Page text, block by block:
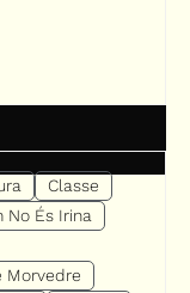
Classe
No És Irina
Morvedre